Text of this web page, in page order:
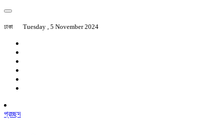
ঢাকা Tuesday , 5 November 2024
প্রচ্ছদ